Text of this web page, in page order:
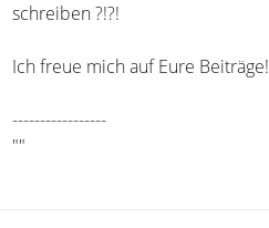
schreiben ?!?!
Ich freue mich auf Eure Beiträge!
-----------------
""